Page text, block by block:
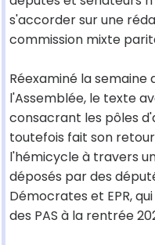
s'accorder sur une
commission mixte
Réexaminé la
l'Assemblée, le texte
consacrant les pôles
toutefois fait son retour
l'hémicycle à travers
déposés par des
Démocrates et EPR,
des PAS à la rentrée